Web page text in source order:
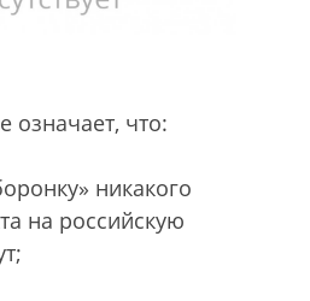
означает, что:
никакого
на российскую